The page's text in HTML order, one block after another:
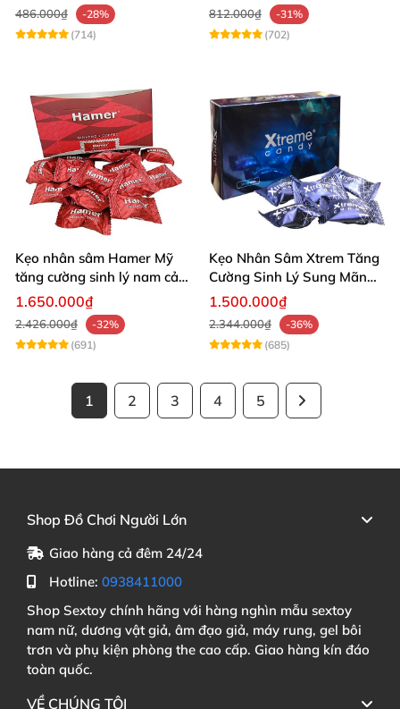
486.000₫
-28%
(714)
812.000₫
-31%
(702)
Kẹo nhân sâm Hamer Mỹ
tăng cường sinh lý nam cải
thiện sức khỏe
1.650.000₫
2.426.000₫
-32%
(691)
Kẹo Nhân Sâm Xtrem Tăng
Cường Sinh Lý Sung Mãn
Khi Lâm Trận
1.500.000₫
2.344.000₫
-36%
(685)
1 2 3 4 5
Shop Đồ Chơi Người Lớn
Giao hàng cả đêm 24/24
Hotline: 0938411000
Shop Sextoy chính hãng với hàng nghìn mẫu sextoy
nam nữ, dương vật giả, âm đạo giả, máy rung, gel bôi
trơn và phụ kiện phòng the cao cấp. Giao hàng kín đáo
toàn quốc.
VỀ CHÚNG TÔI